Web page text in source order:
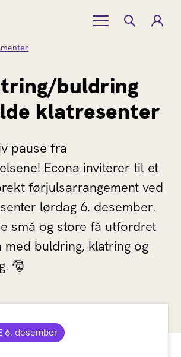
buldring
klatresenter
pause fra
Econa inviterer til et
førjulsarrangement ved
lørdag 6. desember.
små og store få utfordret
med buldring, klatring og
🎅
6. desember